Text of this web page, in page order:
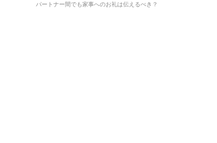
パートナー間でも家事へのお礼は伝えるべき？